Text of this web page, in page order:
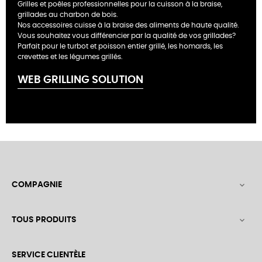
Grilles et poêles professionnelles pour la cuisson à la braise,
grillades au charbon de bois.
Nos accessoires cuisse à la braise des aliments de haute qualité.
Vous souhaitez vous différencier par la qualité de vos grillades?
Parfait pour le turbot et poisson entier grillé, les homards, les
crevettes et les légumes grillés.
WEB GRILLING SOLUTION
COMPAGNIE 
TOUS PRODUITS 
SERVICE CLIENTÈLE